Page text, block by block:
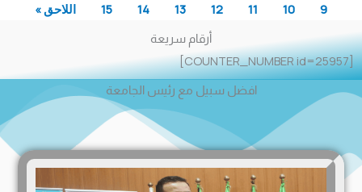
9
10
11
12
13
14
15 اللاحق »
أرقام سريعة
[COUNTER_NUMBER id=25957]
افضل سبيل مع رئيس الجامعة